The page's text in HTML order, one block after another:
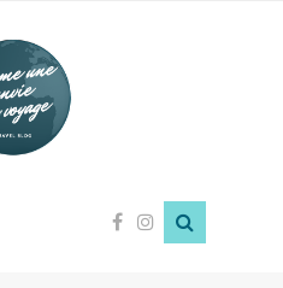
Comme
une
envie
de